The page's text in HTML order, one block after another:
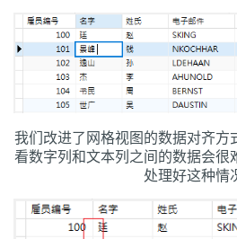
我们改进了网格视图的数据对齐方
看数字列和文本列之间的数据会
处理好这种情